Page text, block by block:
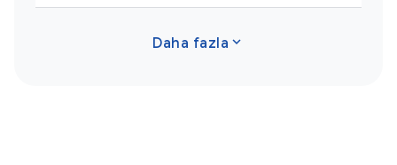
Daha fazla expand_more